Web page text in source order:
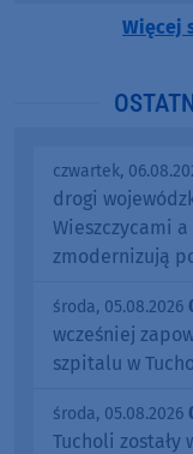
Więcej
czwartek,
drogi
Wieszczycami
zmodernizują
środa, 05.08.2026
wcześniej
szpitalu w
środa, 05.08.2026
Tucholi zostały